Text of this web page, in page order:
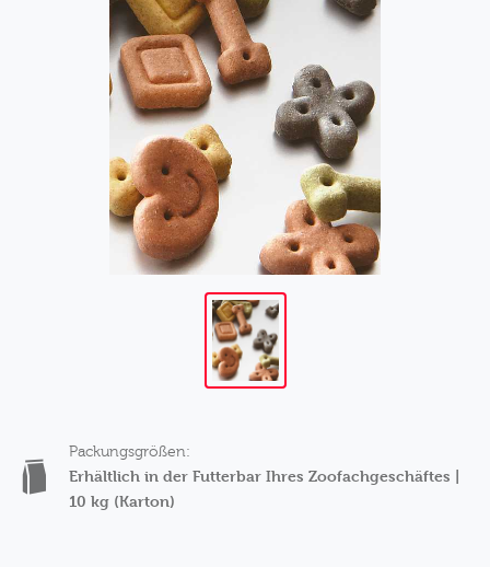
Packungsgrößen:
Erhältlich in der Futterbar Ihres Zoofachgeschäftes |
10 kg (Karton)